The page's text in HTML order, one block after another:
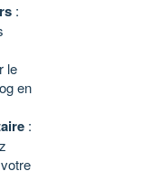
:
le
en
: